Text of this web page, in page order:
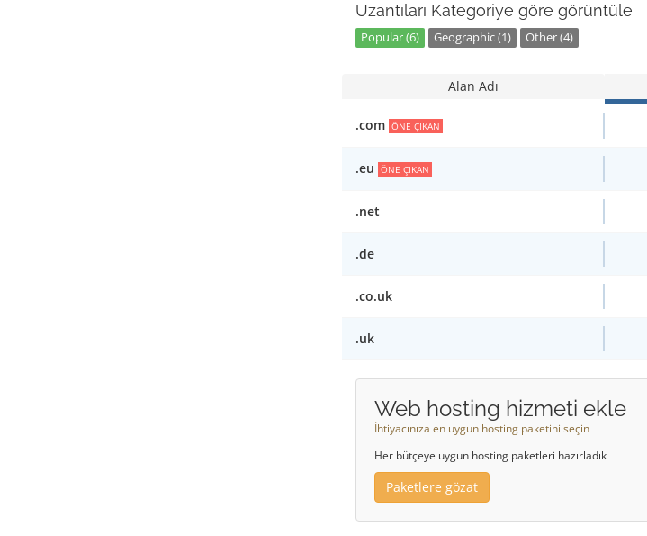
Uzantıları Kategoriye göre görüntüle
Popular (6) Geographic (1) Other (4)
Alan Adı
.com ÖNE ÇIKAN
.eu ÖNE ÇIKAN
.net
.de
.co.uk
.uk
Web hosting hizmeti ekle
İhtiyacınıza en uygun hosting paketini seçin
Her bütçeye uygun hosting paketleri hazırladık
Paketlere gözat